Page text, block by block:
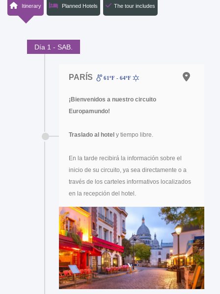
Itinerary Planned Hotels The tour includes
Día 1 - SAB.
PARÍS 61ºF - 64ºF
¡Bienvenidos a nuestro circuito
Europamundo!
Traslado al hotel y tiempo libre.
En la tarde recibirá la información sobre el
inicio de su circuito, ya sea directamente o a
través de los carteles informativos localizados
en la recepción del hotel.